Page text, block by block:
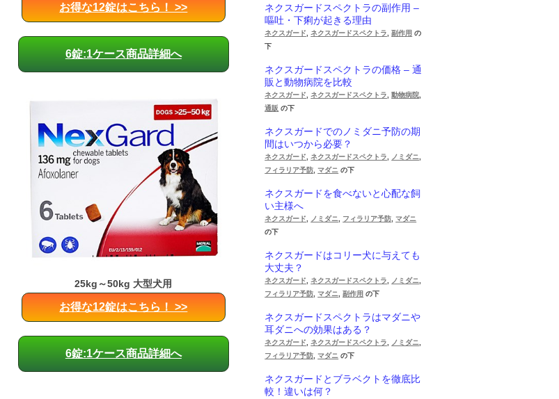
お得な12錠はこちら！ >>
6錠:1ケース商品詳細へ
25kg～50kg 大型犬用
お得な12錠はこちら！ >>
6錠:1ケース商品詳細へ
ネクスガードスペクトラの副作用 –
嘔吐・下痢が起きる理由
ネクスガード ,ネクスガードスペクトラ ,副作用 の
下
ネクスガードスペクトラの価格 – 通
販と動物病院を比較
ネクスガード ,ネクスガードスペクトラ ,動物病院
通販 の下
ネクスガードでのノミダニ予防の期
間はいつから必要？
ネクスガード ,ネクスガードスペクトラ ノミダニ
フィラリア予防
マダニ の下
ネクスガードを食べないと心配な飼
い主様へ
ネクスガード ノミダニ フィラリア予防
マダニ
の下
ネクスガードはコリー犬に与えても
大丈夫？
ネクスガード ,ネクスガードスペクトラ ノミダニ
フィラリア予防
マダニ ,副作用 の下
ネクスガードスペクトラはマダニや
耳ダニへの効果はある？
ネクスガード ,ネクスガードスペクトラ ノミダニ
フィラリア予防
マダニ の下
ネクスガードとブラベクトを徹底比
較！違いは何？